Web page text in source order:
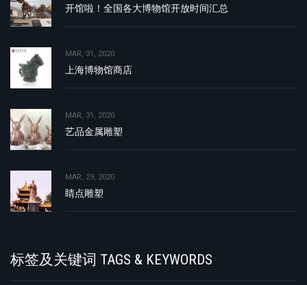
开馆啦！全国各大博物馆开放时间汇总
MAR, 31, 2020
上海博物馆商店
MAR, 31, 2020
艺品金属雕塑
MAR, 29, 2020
睛点雕塑
标签及关键词 TAGS & KEYWORDS